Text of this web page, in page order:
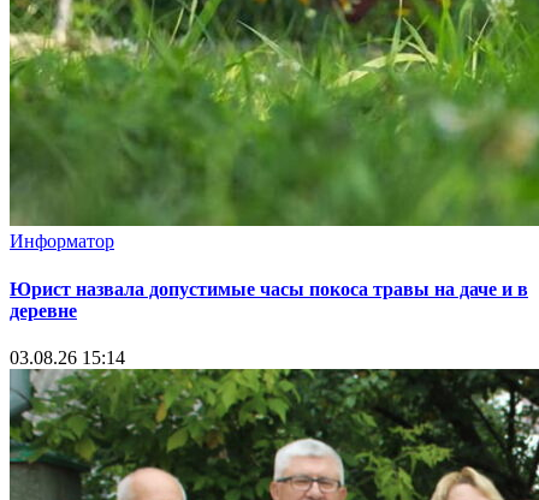
Информатор
Юрист назвала допустимые часы покоса травы на даче и в
деревне
03.08.26 15:14